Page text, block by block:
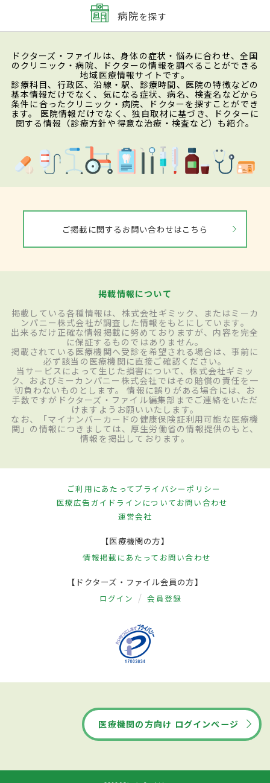
病院を探す
ドクターズ・ファイルは、身体の症状・悩みに合わせ、全国
のクリニック・病院、ドクターの情報を調べることができる
地域医療情報サイトです。
診療科目、行政区、沿線・駅、診療時間、医院の特徴などの
基本情報だけでなく、気になる症状、病名、検査名などから
条件に合ったクリニック・病院、ドクターを探すことができ
ます。 医院情報だけでなく、独自取材に基づき、ドクターに
関する情報（診療方針や得意な治療・検査など）も紹介。
ご掲載に関するお問い合わせはこちら
掲載情報について
掲載している各種情報は、株式会社ギミック、またはミーカ
ンパニー株式会社が調査した情報をもとにしています。
出来るだけ正確な情報掲載に努めておりますが、内容を完全
に保証するものではありません。
掲載されている医療機関へ受診を希望される場合は、事前に
必ず該当の医療機関に直接ご確認ください。
当サービスによって生じた損害について、株式会社ギミッ
ク、およびミーカンパニー株式会社ではその賠償の責任を一
切負わないものとします。 情報に誤りがある場合には、お
手数ですがドクターズ・ファイル編集部までご連絡をいただ
けますようお願いいたします。
なお、「マイナンバーカードの健康保険証利用可能な医療機
関」の情報につきましては、厚生労働省の情報提供のもと、
情報を掲出しております。
ご利用にあたってプライバシーポリシー
医療広告ガイドラインについてお問い合わせ
運営会社
【医療機関の方】
情報掲載にあたって お問い合わせ
【ドクターズ・ファイル会員の方】
ログイン 会員登録
医療機関の方向け ログインページ